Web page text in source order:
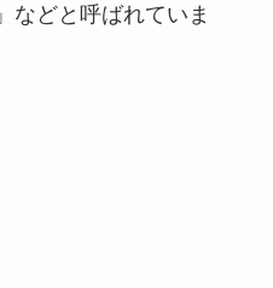
などと呼ばれていま